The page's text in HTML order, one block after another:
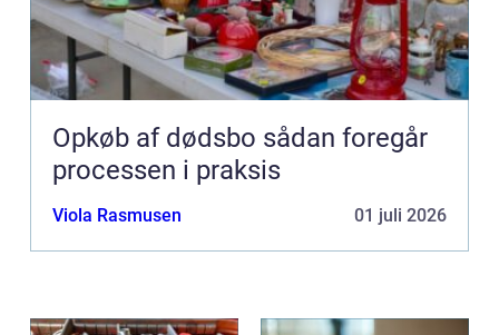
Opkøb af dødsbo sådan foregår
processen i praksis
Viola Rasmusen 01 juli 2026